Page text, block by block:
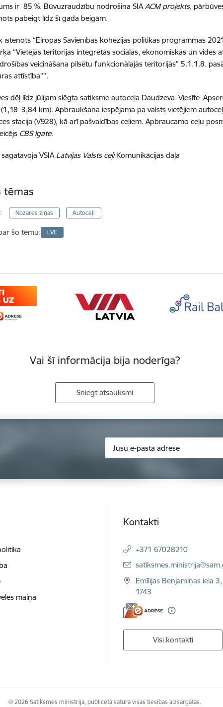
ir 85 %. Būvuzraudzību nodrošina SIAACM projekts,
pabeigt līdz šī gada beigām.
īstenots “Eiropas Savienības kohēzijas politikas programmas
“Vietējās teritorijas integrētās sociālās, ekonomiskās un vides
veicināšana pilsētu funkcionālajās teritorijās” 5.1.1.8.
attīstība””.
dēļ līdz jūlijam slēgta satiksme autoceļa
km). Apbraukšana iespējama pa valsts vietējiem
stacija (V928), kā arī pašvaldības ceļiem. Apbraucamo ceļu
CBS Igate.
VSIA Latvijas Valsts ceļiKomunikācijas daļa
tēmas
Nozares ziņas Autoceļi
šo tēmu: LVC
Vai šī informācija bija noderīga?
Sniegt atsauksmi
maiņa
Kontakti
+371 67028210
E-pasts:
Emīlijas Benjamiņas iela
1743
Visi kontakti
© 2026 Satiksmes ministrija, publicētā satura visas tiesības aizsargātas.